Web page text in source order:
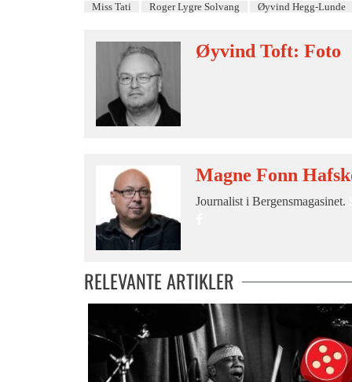
Miss Tati
Roger Lygre Solvang Øyvind Hegg-Lunde
Øyvind Toft: Foto
Magne Fonn
Journalist i Bergensmagasinet.
RELEVANTE ARTIKLER